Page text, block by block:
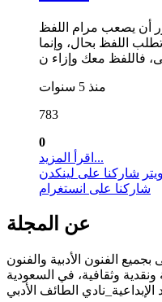
أن يصعب مرام اللفظ
اللفظ بحال، وإنما
منذ 5 سنوات
783
0
اقرأ المزيد...
شاركنا على لينكدن
شاركنا على انستغرام
عن المجلة
الفنون الأدبية والفنون
وثقافية، في السعودية